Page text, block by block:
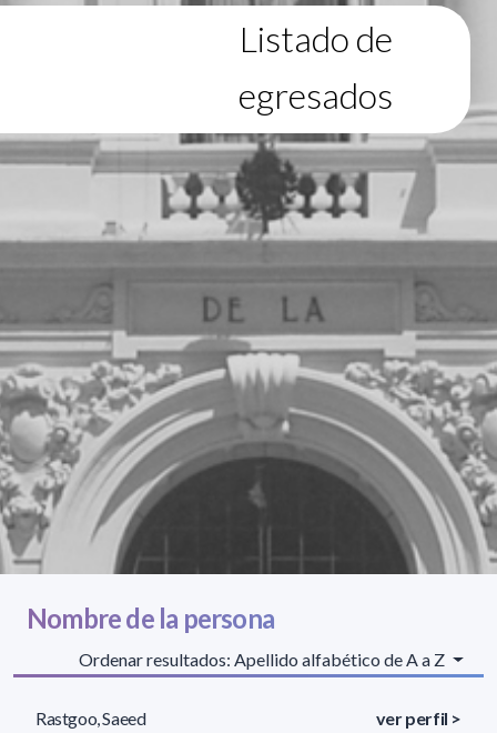
Listado de
egresados
Nombre de la persona
Ordenar resultados: Apellido alfabético de A a Z
Rastgoo, Saeed ver perfil >